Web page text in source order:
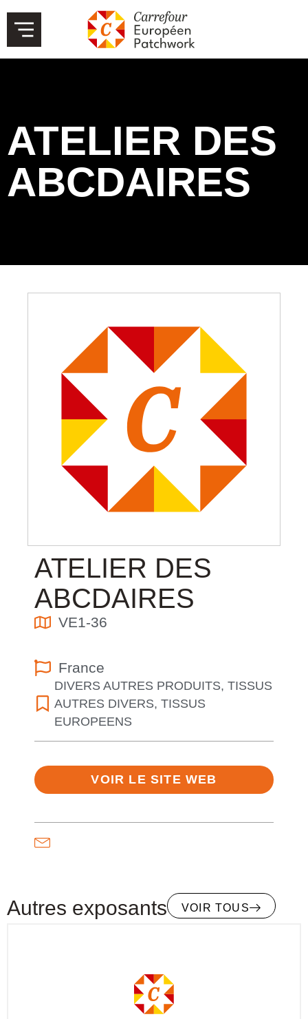
ATELIER DES
ABCDAIRES
ATELIER DES
ABCDAIRES
VE1-36
France
DIVERS AUTRES PRODUITS, TISSUS
AUTRES DIVERS, TISSUS
EUROPEENS
VOIR LE SITE WEB
Autres exposants VOIR TOUS